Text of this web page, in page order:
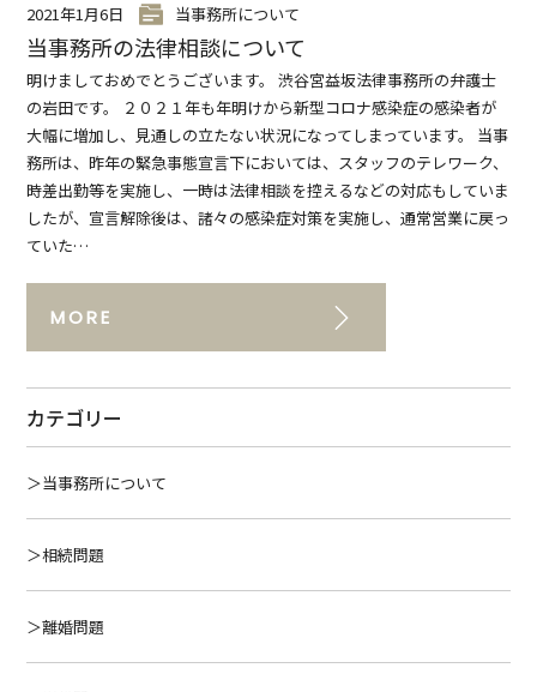
2021年1月6日 当事務所について
当事務所の法律相談について
明けましておめでとうございます。 渋谷宮益坂法律事務所の弁護士
の岩田です。 ２０２１年も年明けから新型コロナ感染症の感染者が
大幅に増加し、見通しの立たない状況になってしまっています。 当事
務所は、昨年の緊急事態宣言下においては、スタッフのテレワーク、
時差出勤等を実施し、一時は法律相談を控えるなどの対応もしていま
したが、宣言解除後は、諸々の感染症対策を実施し、通常営業に戻っ
ていた…
MORE
カテゴリー
当事務所について
相続問題
離婚問題